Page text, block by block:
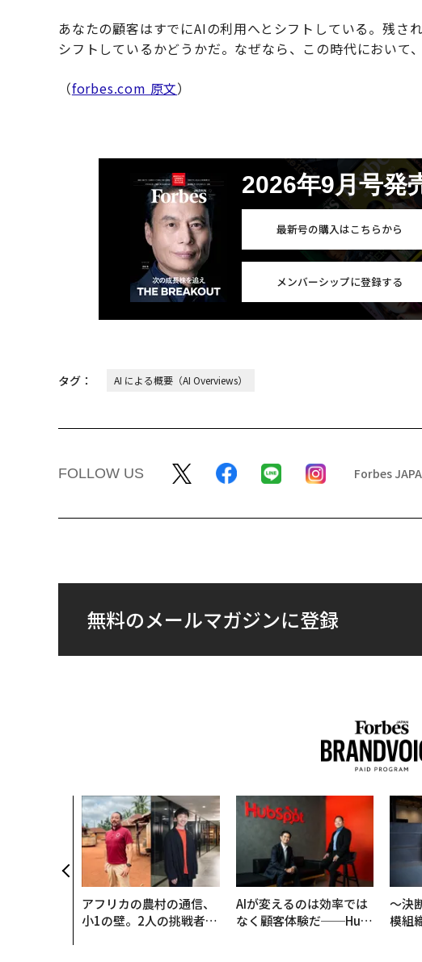
あなたの顧客はすでにAIの利用へとシフトしている。残さ
シフトしているかどうかだ。なぜなら、この時代において
（forbes.com 原文）
2026年9月号発
最新号の購入はこちらから
メンバーシップに登録する
タグ： AI による概要（AI Overviews）
FOLLOW US Forbes
無料のメールマガジンに登録
アフリカの農村の通信、
小1の壁。2人の挑戦者が
AIが変えるのは効率では
なく顧客体験だ──Hub
〜決
模組